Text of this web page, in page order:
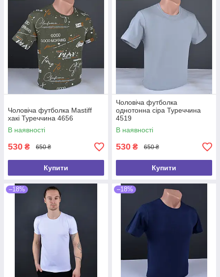
Чоловіча футболка Mastiff
хакі Туреччина 4656
В наявності
530 ₴ 650 ₴
Купити
Чоловіча футболка
однотонна сіра Туреччина
4519
В наявності
530 ₴ 650 ₴
Купити
–18% –18%